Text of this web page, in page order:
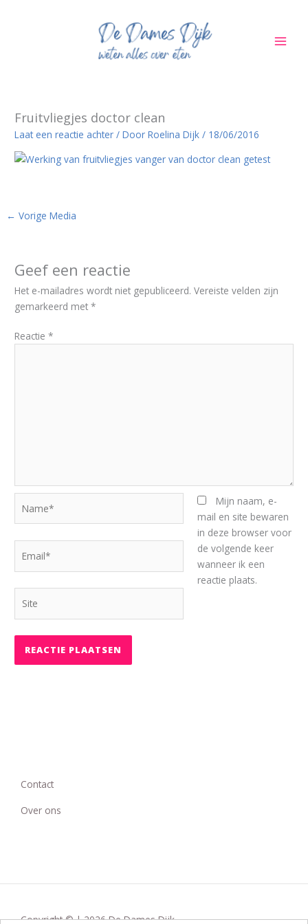
Fruitvliegjes doctor clean
Laat een reactie achter / DoorRoelina Dijk/ 18/06/2016
← Vorige Media
Geef een reactie
Het e-mailadres wordt niet gepubliceerd. Vereiste velden zijn
gemarkeerd met*
Reactie*
Mijn naam, e-
mail en site bewaren
in deze browser voor
de volgende keer
wanneer ik een
reactie plaats.
Contact
Over ons
Copyright © | 2026 De Dames Dijk